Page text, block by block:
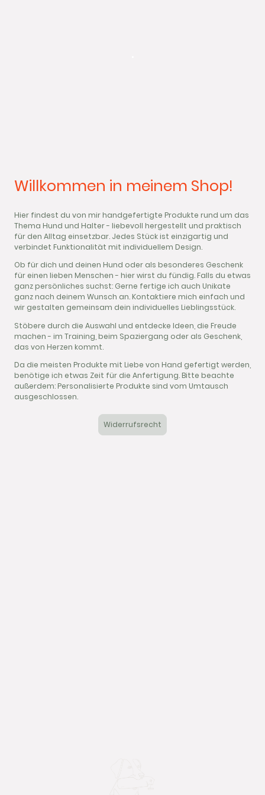
Willkommen in meinem Shop!
Hier findest du von mir handgefertigte Produkte rund um das
Thema Hund und Halter - liebevoll hergestellt und praktisch
für den Alltag einsetzbar. Jedes Stück ist einzigartig und
verbindet Funktionalität mit individuellem Design.
Ob für dich und deinen Hund oder als besonderes Geschenk
für einen lieben Menschen - hier wirst du fündig. Falls du etwas
ganz persönliches suchst: Gerne fertige ich auch Unikate
ganz nach deinem Wunsch an. Kontaktiere mich einfach und
wir gestalten gemeinsam dein individuelles Lieblingsstück.
Stöbere durch die Auswahl und entdecke Ideen, die Freude
machen - im Training, beim Spaziergang oder als Geschenk,
das von Herzen kommt.
Da die meisten Produkte mit Liebe von Hand gefertigt werden,
benötige ich etwas Zeit für die Anfertigung. Bitte beachte
außerdem: Personalisierte Produkte sind vom Umtausch
ausgeschlossen.
Widerrufsrecht